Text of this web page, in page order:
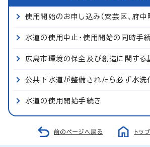
使用開始のお申し込み（安芸区、府中
水道の使用中止・使用開始の同時手
広島市環境の保全及び創造に関する
公共下水道が整備されたら必ず水洗
水道の使用開始手続き
前のページへ戻る トッ